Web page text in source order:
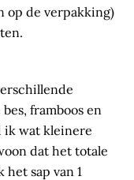
op de verpakking)
framboos en
ik wat kleinere
dat het totale
sap van 1